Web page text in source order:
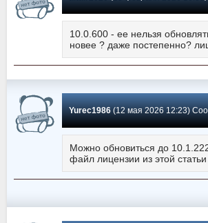
10.0.600 - ее нельзя
новее ? даже постепенно?
Yurec1986(12 мая 2026 12:23) Сообщение
Можно обновиться до
файл лицензии из этой